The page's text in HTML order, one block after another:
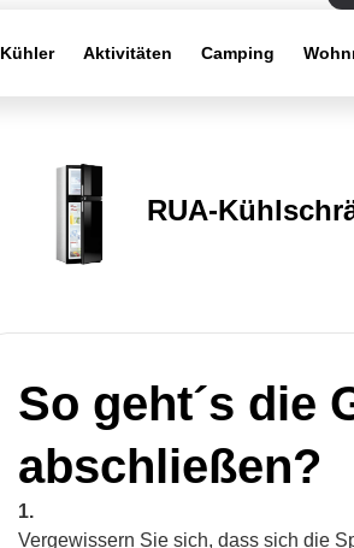
Kühler Aktivitäten Camping
RUA-
So geht´s die
abschließen?
1.
Vergewissern Sie sich, dass sich die